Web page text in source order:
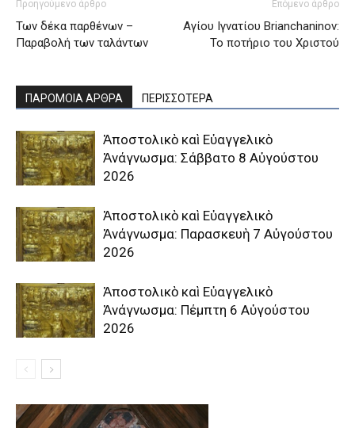
Προηγούμενο άρθρο
Των δέκα παρθένων –
Παραβολή των ταλάντων
Επόμενο άρθρο
Αγίου Ιγνατίου Brianchaninov:
Το ποτήριο του Χριστού
ΠΑΡΟΜΟΙΑ ΑΡΘΡΑ ΠΕΡΙΣΣΟΤΕΡΑ
Ἀποστολικὸ καὶ Εὐαγγελικὸ
Ἀνάγνωσμα: Σάββατο 8 Αὐγούστου
2026
Ἀποστολικὸ καὶ Εὐαγγελικὸ
Ἀνάγνωσμα: Παρασκευὴ 7 Αὐγούστου
2026
Ἀποστολικὸ καὶ Εὐαγγελικὸ
Ἀνάγνωσμα: Πέμπτη 6 Αὐγούστου
2026